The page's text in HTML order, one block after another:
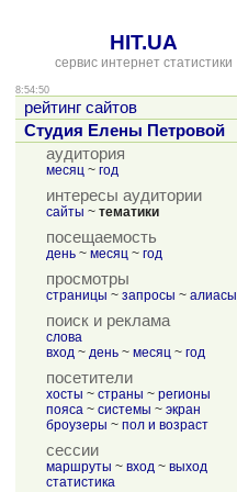
HIT.UA
сервис интернет статистики
8:54:50
рейтинг сайтов
Студия Елены Петровой
аудитория
месяц ~ год
интересы аудитории
сайты ~ тематики
посещаемость
день ~ месяц ~ год
просмотры
страницы ~ запросы ~ алиасы
поиск и реклама
слова
вход ~ день ~ месяц ~ год
посетители
хосты ~ страны ~ регионы
пояса ~ системы ~ экран
броузеры ~ пол и возраст
сессии
маршруты ~ вход ~ выход
статистика